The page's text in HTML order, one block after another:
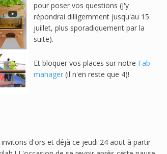
pour poser vos questions (j'y
répondrai dilligemment jusqu'au 15
juillet, plus sporadiquement par la
suite).
Et bloquer vos places sur notre Fab-
manager (il n'en reste que 4)!
d'ors et déjà ce jeudi 24 aout à partir